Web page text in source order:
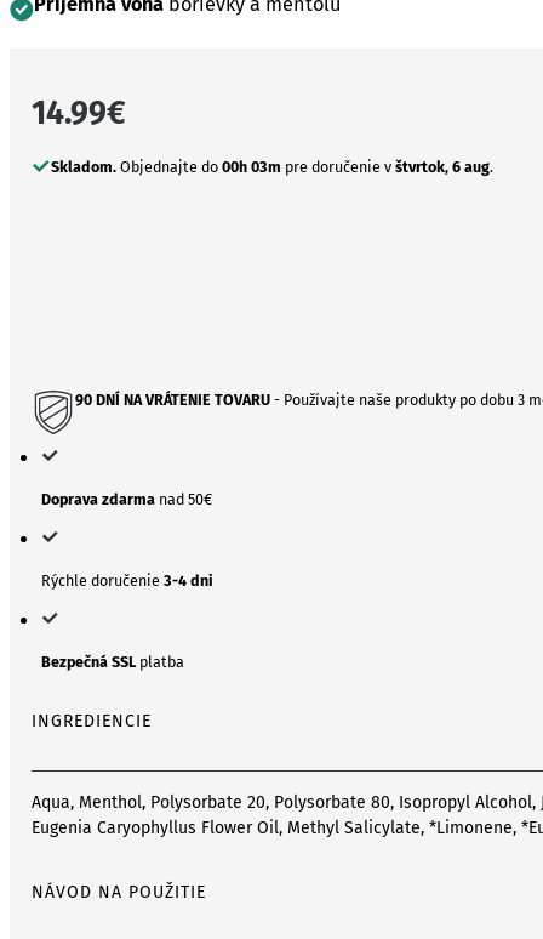
14.99€
Skladom.Objednajte do 00h 03m pre doručenie v štvrtok, 6 aug.
90 DNÍ NA VRÁTENIE TOVARU- Používajte naše produkty po dobu 3
Doprava zdarmanad 50€
Rýchle doručenie 3-4 dni
Bezpečná SSLplatba
INGREDIENCIE
Aqua, Menthol, Polysorbate 20, Polysorbate 80, Isopropyl
Eugenia Caryophyllus Flower Oil, Methyl Salicylate, *Limonene,
NÁVOD NA POUŽITIE